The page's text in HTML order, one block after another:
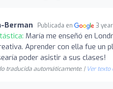
Berman Publicada en 3
María me enseñó en
Aprender con ella fue un
poder asistir a sus clases!
traducida automáticamente. | Ver